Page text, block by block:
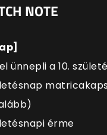
NOTE
ünnepli a 10.
érme